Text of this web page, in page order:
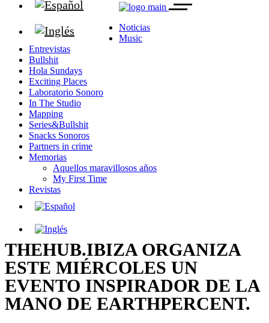
Noticias
Music
Entrevistas
Bullshit
Hola Sundays
Exciting Places
Laboratorio Sonoro
In The Studio
Mapping
Series&Bullshit
Snacks Sonoros
Partners in crime
Memorias
Aquellos maravillosos años
My First Time
Revistas
THEHUB.IBIZA ORGANIZA
ESTE MIÉRCOLES UN
EVENTO INSPIRADOR DE LA
MANO DE EARTHPERCENT.